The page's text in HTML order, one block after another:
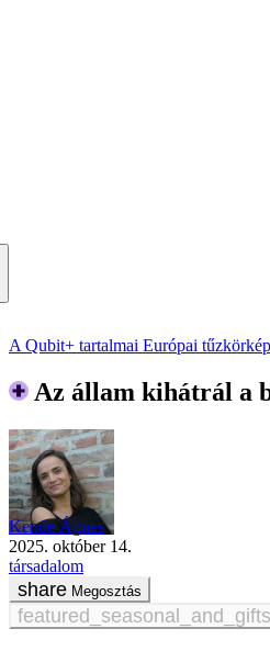
A Qubit+ tartalmai Európai tűzkörkép
Az állam kihátrál a
Kende Ágnes
2025. október 14.
társadalom
Megosztás